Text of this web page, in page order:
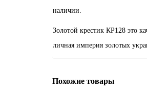
наличии.
Золотой крестик КР128 это
личная империя золотых
Похожие товары